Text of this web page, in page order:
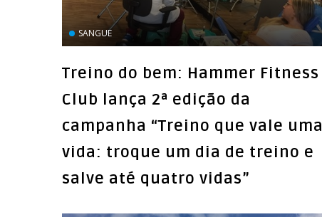
SANGUE
Treino do bem: Hammer Fitness
Club lança 2ª edição da
campanha “Treino que vale uma
vida: troque um dia de treino e
salve até quatro vidas”